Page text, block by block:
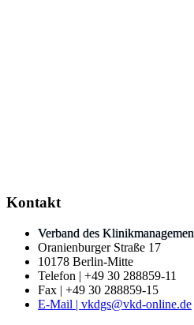
Kontakt
Verband des
Oranienburger Straße 17
10178 Berlin-Mitte
Telefon | +49 30 288859-11
Fax | +49 30 288859-15
E-Mail | vkdgs@vkd-online.de